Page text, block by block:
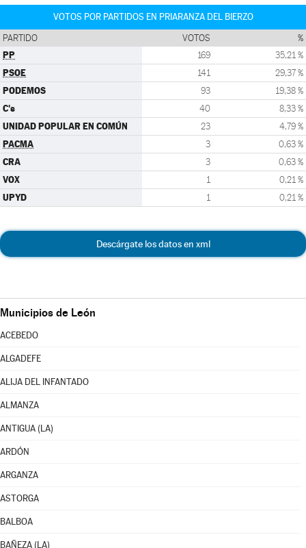
VOTOS POR PARTIDOS EN PRIARANZA DEL BIERZO
PARTIDO VOTOS %
PP 169 35,21 %
PSOE 141 29,37 %
PODEMOS 93 19,38 %
C's 40 8,33 %
UNIDAD POPULAR EN COMÚN 23 4,79 %
PACMA 3 0,63 %
CRA 3 0,63 %
VOX 1 0,21 %
UPYD 1 0,21 %
Descárgate los datos en xml
Municipios de León
ACEBEDO
ALGADEFE
ALIJA DEL INFANTADO
ALMANZA
ANTIGUA (LA)
ARDÓN
ARGANZA
ASTORGA
BALBOA
BAÑEZA (LA)